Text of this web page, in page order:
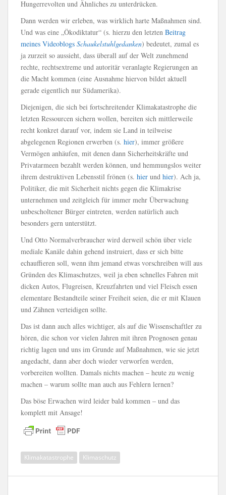
Hungerrevolten und Ähnliches zu unterdrücken.
Dann werden wir erleben, was wirklich harte Maßnahmen sind.
Und was eine „Ökodiktatur“ (s. hierzu den letzten Beitrag
meines Videoblogs Schaukelstuhlgedanken) bedeutet, zumal es
ja zurzeit so aussieht, dass überall auf der Welt zunehmend
rechte, rechtsextreme und autoritär veranlagte Regierungen an
die Macht kommen (eine Ausnahme hiervon bildet aktuell
gerade eigentlich nur Südamerika).
Diejenigen, die sich bei fortschreitender Klimakatastrophe die
letzten Ressourcen sichern wollen, bereiten sich mittlerweile
recht konkret darauf vor, indem sie Land in teilweise
abgelegenen Regionen erwerben (s. hier), immer größere
Vermögen anhäufen, mit denen dann Sicherheitskräfte und
Privatarmeen bezahlt werden können, und hemmungslos weiter
ihrem destruktiven Lebensstil frönen (s. hier und hier). Ach ja,
Politiker, die mit Sicherheit nichts gegen die Klimakrise
unternehmen und zeitgleich für immer mehr Überwachung
unbescholtener Bürger eintreten, werden natürlich auch
besonders gern unterstützt.
Und Otto Normalverbraucher wird derweil schön über viele
mediale Kanäle dahin gehend instruiert, dass er sich bitte
echauffieren soll, wenn ihm jemand etwas vorschreiben will aus
Gründen des Klimaschutzes, weil ja eben schnelles Fahren mit
dicken Autos, Flugreisen, Kreuzfahrten und viel Fleisch essen
elementare Bestandteile seiner Freiheit seien, die er mit Klauen
und Zähnen verteidigen sollte.
Das ist dann auch alles wichtiger, als auf die Wissenschaftler zu
hören, die schon vor vielen Jahren mit ihren Prognosen genau
richtig lagen und uns im Grunde auf Maßnahmen, wie sie jetzt
angedacht, dann aber doch wieder verworfen werden,
vorbereiten wollten. Damals nichts machen – heute zu wenig
machen – warum sollte man auch aus Fehlern lernen?
Das böse Erwachen wird leider bald kommen – und das
komplett mit Ansage!
Klimakatastrophe Klimaschutz